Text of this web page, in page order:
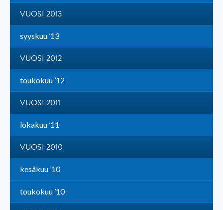
VUOSI 2013
syyskuu ’13
VUOSI 2012
toukokuu ’12
VUOSI 2011
lokakuu ’11
VUOSI 2010
kesäkuu ’10
toukokuu ’10